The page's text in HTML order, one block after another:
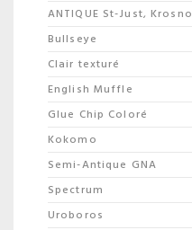
ANTIQUE St-Just, Krosno
Bullseye
Clair texturé
English Muffle
Glue Chip Coloré
Kokomo
Semi-Antique GNA
Spectrum
Uroboros